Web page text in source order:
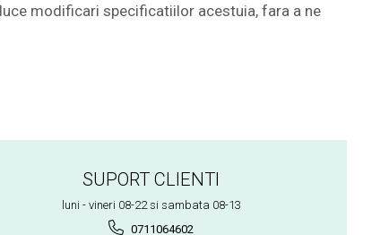
modificari specificatiilor acestuia, fara a ne
SUPORT CLIENTI
luni - vineri 08-22 si sambata 08-13
0711064602